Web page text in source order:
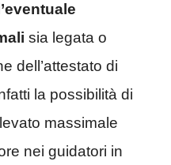
sia legata o
dell’attestato di
la possibilità di
massimale
nei guidatori in